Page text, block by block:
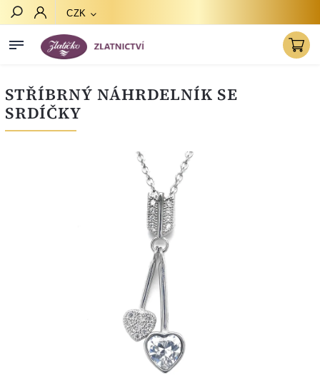
CZK
STŘÍBRNÝ NÁHRDELNÍK SE
SRDÍČKY